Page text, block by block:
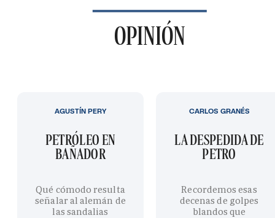
OPINIÓN
PETRÓLEO EN
BAÑADOR
Qué cómodo resulta
señalar al alemán de
las sandalias
AGUSTÍN PERY
LA DESPEDIDA DE
PETRO
Recordemos esas
decenas de golpes
blandos que
CARLOS GRANÉS